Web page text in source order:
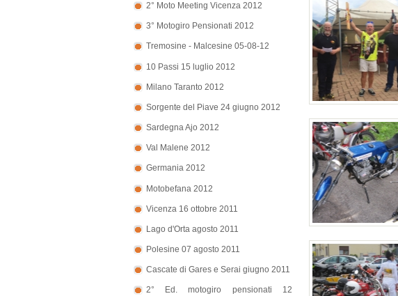
2° Moto Meeting Vicenza 2012
3° Motogiro Pensionati 2012
Tremosine - Malcesine 05-08-12
10 Passi 15 luglio 2012
Milano Taranto 2012
Sorgente del Piave 24 giugno 2012
Sardegna Ajo 2012
Val Malene 2012
Germania 2012
Motobefana 2012
Vicenza 16 ottobre 2011
Lago d'Orta agosto 2011
Polesine 07 agosto 2011
Cascate di Gares e Serai giugno 2011
2° Ed. motogiro pensionati 12